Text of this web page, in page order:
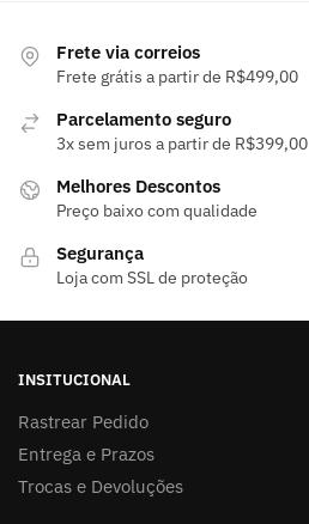
Frete via correios
Frete grátis a partir de R$499,00
Parcelamento seguro
3x sem juros a partir de R$399,00
Melhores Descontos
Preço baixo com qualidade
Segurança
Loja com SSL de proteção
INSITUCIONAL
Rastrear Pedido
Entrega e Prazos
Trocas e Devoluções